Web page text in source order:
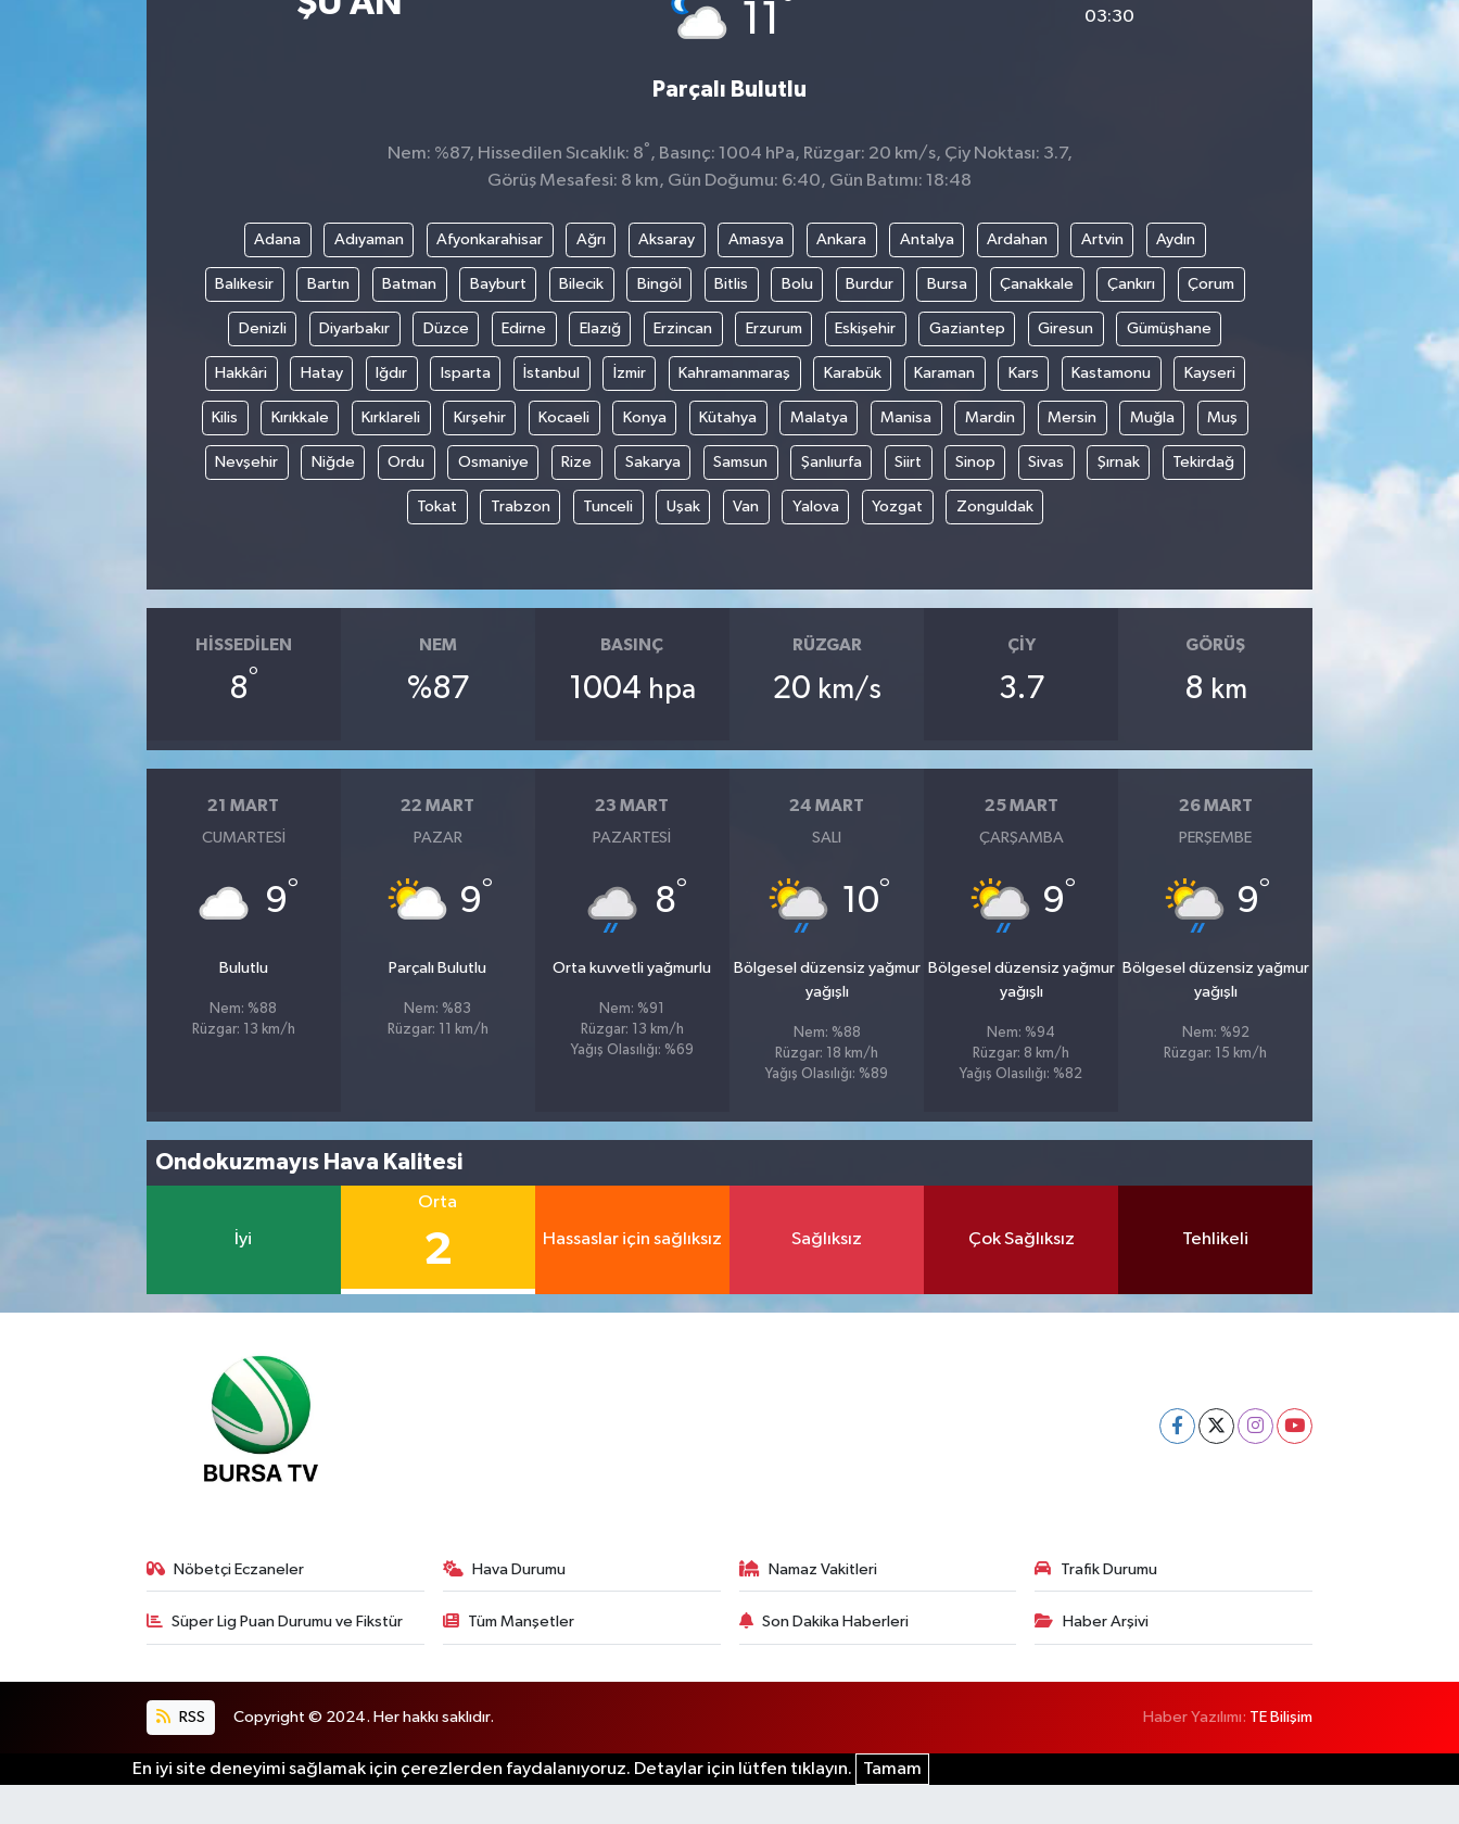
11
Parçalı Bulutlu
03:30
Nem: %87, Hissedilen Sıcaklık: 8° , Basınç: 1004 hPa, Rüzgar: 20 km/s, Çiy Noktası: 3.7,
Görüş Mesafesi: 8 km, Gün Doğumu: 6:40, Gün Batımı: 18:48
Adana Adıyaman Afyonkarahisar Ağrı Aksaray Amasya Ankara Antalya Ardahan Artvin Aydın
Balıkesir Bartın Batman Bayburt Bilecik Bingöl Bitlis Bolu Burdur Bursa Çanakkale Çankırı Çorum
Denizli Diyarbakır Düzce Edirne Elazığ Erzincan Erzurum Eskişehir Gaziantep Giresun Gümüşhane
Hakkâri Hatay Iğdır Isparta İstanbul İzmir Kahramanmaraş Karabük Karaman Kars Kastamonu Kayseri
Kilis Kırıkkale Kırklareli Kırşehir Kocaeli Konya Kütahya Malatya Manisa Mardin Mersin Muğla Muş
Nevşehir Niğde Ordu Osmaniye Rize Sakarya Samsun Şanlıurfa Siirt Sinop Sivas Şırnak Tekirdağ
Tokat Trabzon Tunceli Uşak Van Yalova Yozgat Zonguldak
HISSEDILEN
8°
NEM
%87
BASINÇ
1004 hpa
RÜZGAR
20 km/s
ÇIY
3.7
GÖRÜŞ
8 km
21 MART
CUMARTESI
9°
Bulutlu
Nem: %88
Rüzgar: 13 km/h
22 MART
PAZAR
9°
Parçalı Bulutlu
Nem: %83
Rüzgar: 11 km/h
23 MART
PAZARTESI
8°
Orta kuvvetli yağmurlu
Nem: %91
Rüzgar: 13 km/h
Yağış Olasılığı: %69
24 MART
SALI
10°
Bölgesel düzensiz yağmur
yağışlı
Nem: %88
Rüzgar: 18 km/h
Yağış Olasılığı: %89
25 MART
ÇARŞAMBA
9°
Bölgesel düzensiz yağmur
yağışlı
Nem: %94
Rüzgar: 8 km/h
Yağış Olasılığı: %82
26 MART
PERŞEMBE
9°
Bölgesel düzensiz yağmur
yağışlı
Nem: %92
Rüzgar: 15 km/h
Ondokuzmayıs Hava Kalitesi
İyi
Orta
2 Hassaslar için sağlıksız Sağlıksız Çok Sağlıksız Tehlikeli
Nöbetçi Eczaneler Hava Durumu Namaz Vakitleri Trafik Durumu
Süper Lig Puan Durumu ve Fikstür Tüm Manşetler Son Dakika Haberleri Haber Arşivi
RSS Copyright © 2024. Her hakkı saklıdır. Haber Yazılımı: TE Bilişim
En iyi site deneyimi sağlamak için çerezlerden faydalanıyoruz. Detaylar için lütfen tıklayın. Tamam